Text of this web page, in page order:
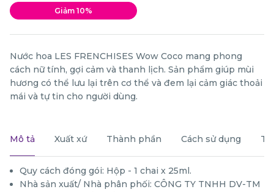
Giảm 10%
Nước hoa LES FRENCHISES Wow Coco mang phong
cách nữ tính, gợi cảm và thanh lịch. Sản phẩm giúp mùi
hương có thể lưu lại trên cơ thể và đem lại cảm giác thoải
mái và tự tin cho người dùng.
Mô tả Xuất xứ Thành phần Cách sử dụng
Quy cách đóng gói: Hộp - 1 chai x 25ml.
Nhà sản xuất/ Nhà phân phối: CÔNG TY TNHH DV-TM